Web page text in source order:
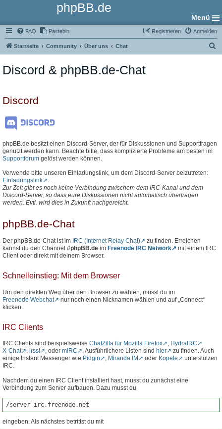
phpBB.de
Menü
FAQ Pastebin Anmelden
Registrieren
Startseite Community Über uns Chat
Discord & phpBB.de-Chat
Discord
phpBB.de besitzt einen Discord-Server, der für Diskussionen und Supportfragen
genutzt werden kann. Beachte bitte, dass komplizierte Probleme am besten im
Supportforum gelöst werden können.
Verwende bitte unseren Einladungslink, um dem Discord-Server beizutreten:
Einladungslink
.
Zur Zeit gibt es noch keine Verbindung zwischem dem IRC-Kanal und dem
Discord-Server, so dass eure Diskussionen nicht automatisch übertragen
werden. Evtl. wird dies in Zukunft nachgereicht.
phpBB.de-Chat
Der phpBB.de-Chat ist im IRC (Internet Relay Chat)
zu finden. Erreichen
kannst du den Channel #phpBB.de im Freenode IRC Network
mit einem IRC
Client oder direkt mit deinem Browser.
Schnelleinstieg: Mit dem Browser
Um den direkten Weg über den Browser zu wählen, musst du im
Freenode Webchat
nur noch einen Nicknamen wählen und auf „Connect“
klicken.
IRC Clients
IRC Clients sind beispielsweise ChatZilla für Mozilla Firefox , HydraIRC
,
X-Chat
, irssi , oder mIRC . Ausführlichere Listen sind hier
zu finden. Auch
einige Instant Messenger wie Pidgin , Miranda IM oder Kopete
unterstützen
IRC.
Nachdem du einen IRC Client installiert hast, musst du zunächst eine
Verbindung zum Server aufbauen. Dazu musst du
/server irc.freenode.net
eingeben. Als nächstes betrittst du mit